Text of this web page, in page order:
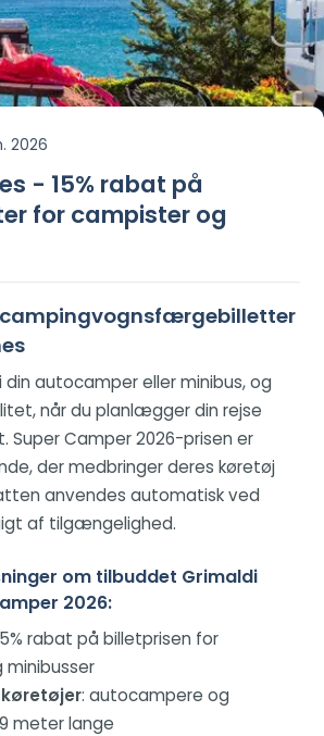
2026
- 15% rabat på
for campister og
campingvognsfærgebilletter
autocamper eller minibus, og
når du planlægger din rejse
Super Camper 2026-prisen er
der medbringer deres køretøj
anvendes automatisk ved
af tilgængelighed.
om tilbuddet Grimaldi
2026:
rabat på billetprisen for
: autocampere og
meter lange